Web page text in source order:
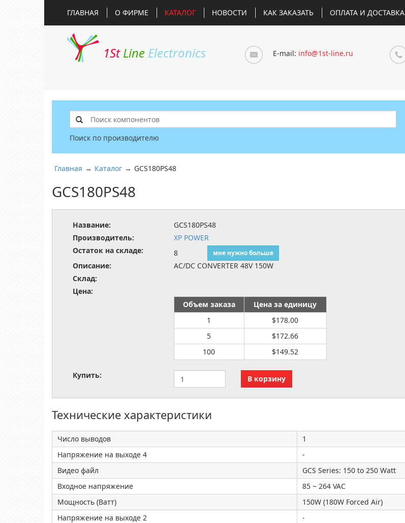
ГЛАВНАЯ О ФИРМЕ КАТАЛОГ НОВОСТИ КАК ЗАКАЗАТЬ ОПЛАТА И ДОСТАВКА
1St Line Electronics E-mail: info@1st-line.ru
Поиск по производителю
Главная → Каталог → GCS180PS48
GCS180PS48
Название:
GCS180PS48
Производитель:
XP POWER
Остаток на складе:
8 мне нужно больше
Описание:
AC/DC CONVERTER 48V 150W
Склад:
Цена:
Объем заказа
Цена за единицу
1
$178.00
5
$172.66
100
$149.52
Купить:
Технические характеристики
Число выводов
1
Напряжение на выходе 4
-
Видео файл
GCS Series: 150 to 250 Watt
Входное напряжение
85 ~ 264 VAC
Мощность (Ватт)
150W (180W Forced Air)
Напряжение на выходе 2
-